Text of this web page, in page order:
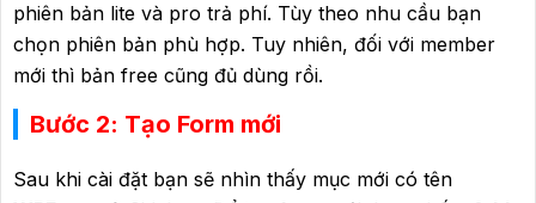
phiên bản lite và pro trả phí. Tùy theo nhu cầu bạn
chọn phiên bản phù hợp. Tuy nhiên, đối với member
mới thì bản free cũng đủ dùng rồi.
Bước 2: Tạo Form mới
Sau khi cài đặt bạn sẽ nhìn thấy mục mới có tên